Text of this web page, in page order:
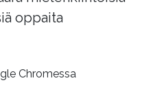
oppaita
Chromessa